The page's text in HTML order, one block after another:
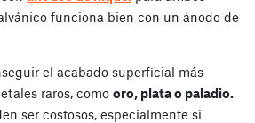
funciona bien con un ánodo de
el acabado superficial más
raros, como oro, plata o paladio.
ser costosos, especialmente si